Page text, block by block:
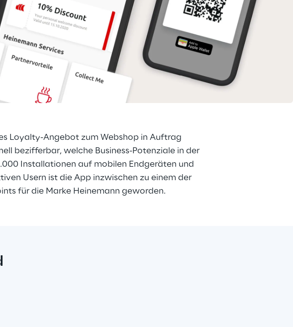
Loyalty-Angebot zum Webshop in Auftrag
bezifferbar, welche Business-Potenziale in der
Installationen auf mobilen Endgeräten und
Usern ist die App inzwischen zu einem der
für die Marke Heinemann geworden.